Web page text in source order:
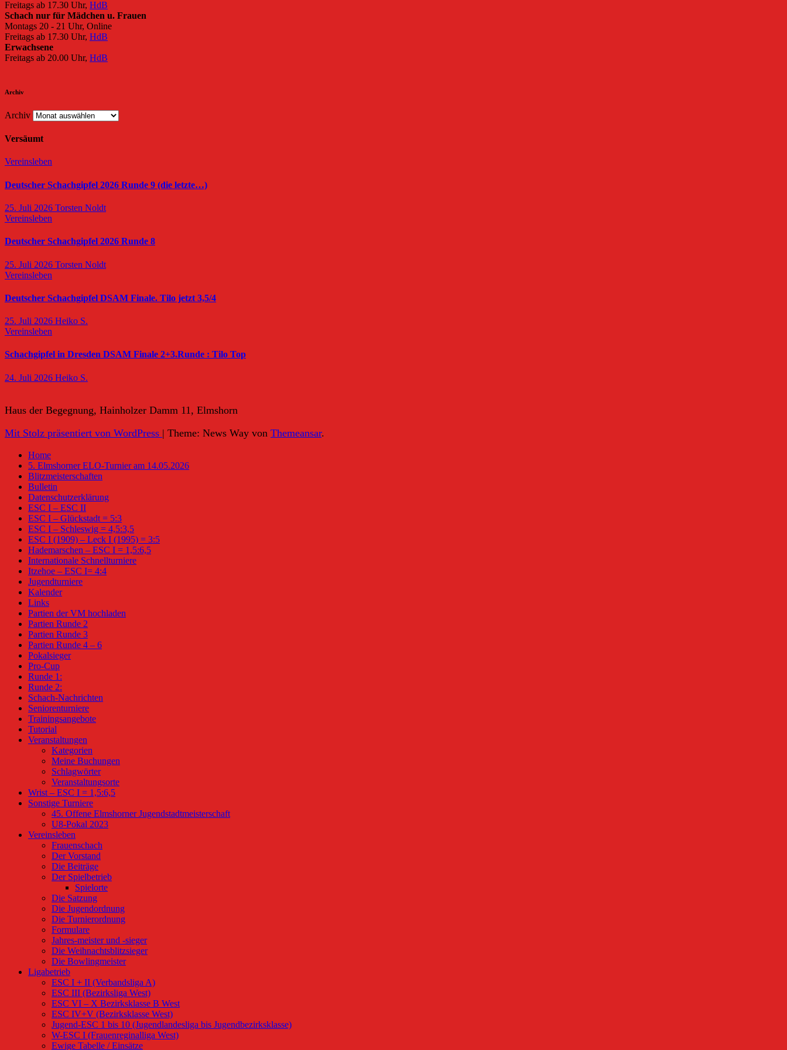
Freitags ab 17.30 Uhr, HdB
Schach nur für Mädchen u. Frauen
Montags 20 - 21 Uhr, Online
Freitags ab 17.30 Uhr, HdB
Erwachsene
Freitags ab 20.00 Uhr, HdB
Archiv
Archiv
Versäumt
Vereinsleben
Deutscher Schachgipfel 2026 Runde 9 (die letzte…)
25. Juli 2026 Torsten Noldt
Vereinsleben
Deutscher Schachgipfel 2026 Runde 8
25. Juli 2026 Torsten Noldt
Vereinsleben
Deutscher Schachgipfel DSAM Finale. Tilo jetzt 3,5/4
25. Juli 2026 Heiko S.
Vereinsleben
Schachgipfel in Dresden DSAM Finale 2+3.Runde : Tilo Top
24. Juli 2026 Heiko S.
Haus der Begegnung, Hainholzer Damm 11, Elmshorn
Mit Stolz präsentiert von WordPress | Theme: News Way von Themeansar.
Home
5. Elmshorner ELO-Turnier am 14.05.2026
Blitzmeisterschaften
Bulletin
Datenschutzerklärung
ESC I – ESC II
ESC I – Glückstadt = 5:3
ESC I – Schleswig = 4,5:3,5
ESC I (1909) – Leck I (1995) = 3:5
Hademarschen – ESC I = 1,5:6,5
Internationale Schnellturniere
Itzehoe – ESC I= 4:4
Jugendturniere
Kalender
Links
Partien der VM hochladen
Partien Runde 2
Partien Runde 3
Partien Runde 4 – 6
Pokalsieger
Pro-Cup
Runde 1:
Runde 2:
Schach-Nachrichten
Seniorenturniere
Trainingsangebote
Tutorial
Veranstaltungen
Kategorien
Meine Buchungen
Schlagwörter
Veranstaltungsorte
Wrist – ESC I = 1,5:6,5
Sonstige Turniere
45. Offene Elmshorner Jugendstadtmeisterschaft
U8-Pokal 2023
Vereinsleben
Frauenschach
Der Vorstand
Die Beiträge
Der Spielbetrieb
Spielorte
Die Satzung
Die Jugendordnung
Die Turnierordnung
Formulare
Jahres-meister und -sieger
Die Weihnachtsblitzsieger
Die Bowlingmeister
Ligabetrieb
ESC I + II (Verbandsliga A)
ESC III (Bezirksliga West)
ESC VI – X Bezirksklasse B West
ESC IV+V (Bezirksklasse West)
Jugend-ESC 1 bis 10 (Jugendlandesliga bis Jugendbezirksklasse)
W-ESC I (Frauenreginalliga West)
Ewige Tabelle / Einsätze